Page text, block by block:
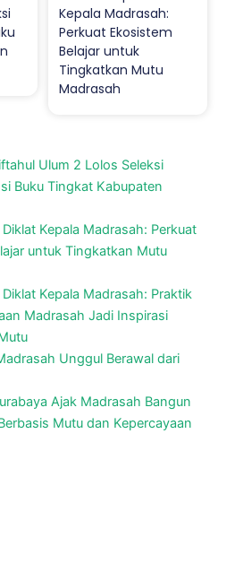
Kepala Madrasah:
Perkuat Ekosistem
Belajar untuk
Tingkatkan Mutu
Madrasah
Ulum 2 Lolos Seleksi
Buku Tingkat Kabupaten
Kepala Madrasah: Perkuat
untuk Tingkatkan Mutu
Kepala Madrasah: Praktik
Madrasah Jadi Inspirasi
Unggul Berawal dari
Ajak Madrasah Bangun
Mutu dan Kepercayaan